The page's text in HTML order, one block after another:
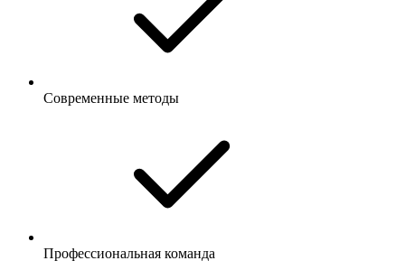
Современные методы
Профессиональная команда